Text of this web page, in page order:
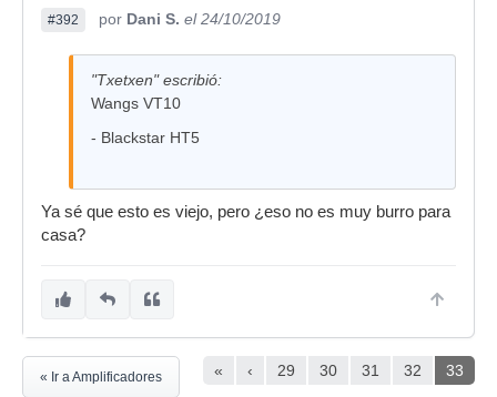
#392 por Dani S. el 24/10/2019
"Txetxen" escribió:
Wangs VT10
- Blackstar HT5
Ya sé que esto es viejo, pero ¿eso no es muy burro para
casa?
« ‹ 29 30 31 32 33
« Ir a Amplificadores